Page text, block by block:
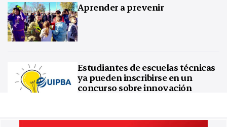
Aprender a prevenir
Estudiantes de escuelas técnicas
ya pueden inscribirse en un
concurso sobre innovación